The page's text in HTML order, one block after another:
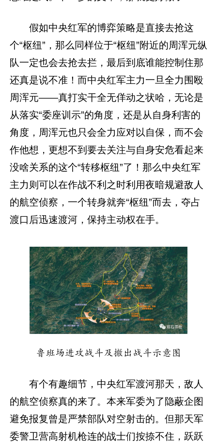
假如中央红军的博弈策略是直接去抢这
个“枢纽”，那么同样位于“枢纽”附近的周浑元纵
队一定也会去抢去拦，最后到底谁能控制住那
还真是说不准！而中央红军主力一旦全力围殴
周浑元——真打实干全无佯动之状哈，无论是
从落实“委座训示”的角度，还是从自身利害的
角度，周浑元也只会全力应对以自保，而不会
作他想，更想不到要去关注与自身安危看起来
没啥关系的这个“转移枢纽”了！那么中央红军
主力则可以在作战不利之时利用夜暗规避敌人
的航空侦察，一个转身就奔“枢纽”而去，夺占
渡口后迅速渡河，保持主动权在手。
鲁班场进攻战斗及撤出战斗示意图
有个有趣细节，中央红军渡河那天，敌人
的航空侦察真的来了。本来军委为了隐蔽企图
避免报复曾是严禁部队对空射击的。但那天军
委警卫营高射机枪连的战士们按捺不住，跃跃